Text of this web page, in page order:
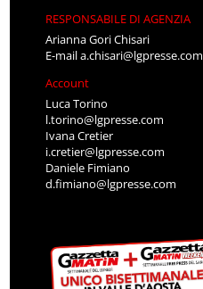
RESPONSABILE DI AGENZIA
Arianna Gori Chisari
E-maila.chisari@lgpresse.com
Account
Luca Torino
l.torino@lgpresse.com
Ivana Cretier
i.cretier@lgpresse.com
Daniele Fimiano
d.fimiano@lgpresse.com